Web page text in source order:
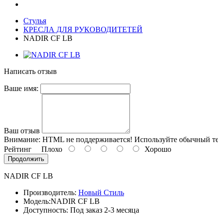
Стулья
КРЕСЛА ДЛЯ РУКОВОДИТЕТЕЙ
NADIR CF LB
Написать отзыв
Ваше имя:
Ваш отзыв
Внимание: HTML не поддерживается! Используйте обычный
Рейтинг Плохо Хорошо
Продолжить
NADIR CF LB
Производитель: Новый Стиль
Модель:NADIR CF LB
Доступность: Под заказ 2-3 месяца